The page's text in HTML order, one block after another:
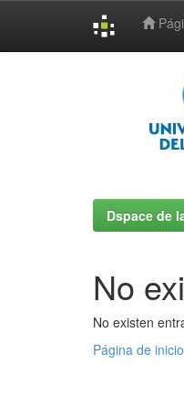
Dspace de
No
No existen
Página de inicio